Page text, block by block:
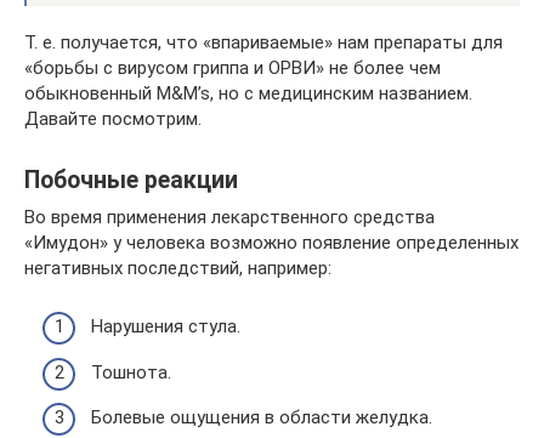
Т. е. получается, что «впариваемые» нам препараты для
«борьбы с вирусом гриппа и ОРВИ» не более чем
обыкновенный M&M’s, но с медицинским названием.
Давайте посмотрим.
Побочные реакции
Во время применения лекарственного средства
«Имудон» у человека возможно появление определенных
негативных последствий, например:
Нарушения стула.
Тошнота.
Болевые ощущения в области желудка.